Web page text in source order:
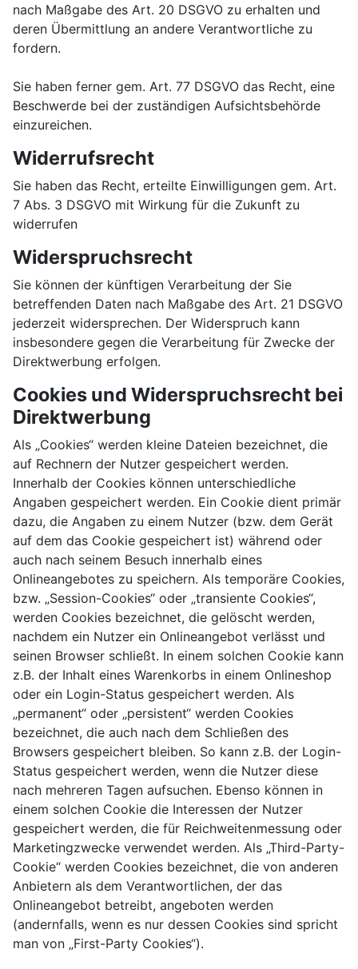
nach Maßgabe des Art. 20 DSGVO zu erhalten und
deren Übermittlung an andere Verantwortliche zu
fordern.
Sie haben ferner gem. Art. 77 DSGVO das Recht, eine
Beschwerde bei der zuständigen Aufsichtsbehörde
einzureichen.
Widerrufsrecht
Sie haben das Recht, erteilte Einwilligungen gem. Art.
7 Abs. 3 DSGVO mit Wirkung für die Zukunft zu
widerrufen
Widerspruchsrecht
Sie können der künftigen Verarbeitung der Sie
betreffenden Daten nach Maßgabe des Art. 21 DSGVO
jederzeit widersprechen. Der Widerspruch kann
insbesondere gegen die Verarbeitung für Zwecke der
Direktwerbung erfolgen.
Cookies und Widerspruchsrecht bei
Direktwerbung
Als „Cookies“ werden kleine Dateien bezeichnet, die
auf Rechnern der Nutzer gespeichert werden.
Innerhalb der Cookies können unterschiedliche
Angaben gespeichert werden. Ein Cookie dient primär
dazu, die Angaben zu einem Nutzer (bzw. dem Gerät
auf dem das Cookie gespeichert ist) während oder
auch nach seinem Besuch innerhalb eines
Onlineangebotes zu speichern. Als temporäre Cookies,
bzw. „Session-Cookies“ oder „transiente Cookies“,
werden Cookies bezeichnet, die gelöscht werden,
nachdem ein Nutzer ein Onlineangebot verlässt und
seinen Browser schließt. In einem solchen Cookie kann
z.B. der Inhalt eines Warenkorbs in einem Onlineshop
oder ein Login-Status gespeichert werden. Als
„permanent“ oder „persistent“ werden Cookies
bezeichnet, die auch nach dem Schließen des
Browsers gespeichert bleiben. So kann z.B. der Login-
Status gespeichert werden, wenn die Nutzer diese
nach mehreren Tagen aufsuchen. Ebenso können in
einem solchen Cookie die Interessen der Nutzer
gespeichert werden, die für Reichweitenmessung oder
Marketingzwecke verwendet werden. Als „Third-Party-
Cookie“ werden Cookies bezeichnet, die von anderen
Anbietern als dem Verantwortlichen, der das
Onlineangebot betreibt, angeboten werden
(andernfalls, wenn es nur dessen Cookies sind spricht
man von „First-Party Cookies“).